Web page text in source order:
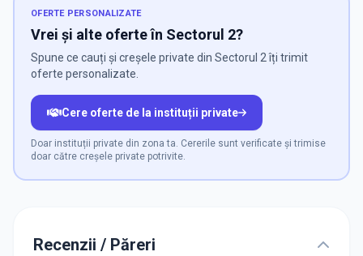
OFERTE PERSONALIZATE
Vrei și alte oferte în Sectorul 2?
Spune ce cauți și creșele private din Sectorul 2 îți trimit
oferte personalizate.
Cere oferte de la instituții private
Doar instituții private din zona ta. Cererile sunt verificate și trimise
doar către creșele private potrivite.
Recenzii / Păreri